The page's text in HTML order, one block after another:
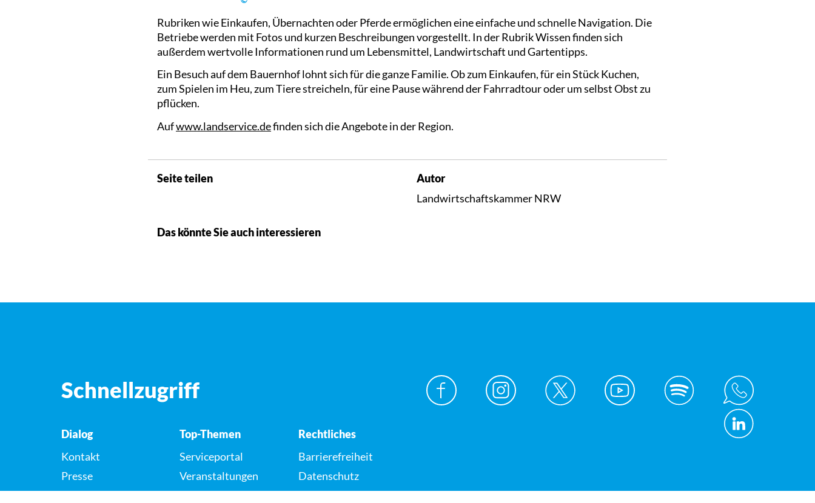
Rubriken wie Einkaufen, Übernachten oder Pferde ermöglichen eine einfache und schnelle Navigation. Die
Betriebe werden mit Fotos und kurzen Beschreibungen vorgestellt. In der Rubrik Wissen finden sich
außerdem wertvolle Informationen rund um Lebensmittel, Landwirtschaft und Gartentipps.
Ein Besuch auf dem Bauernhof lohnt sich für die ganze Familie. Ob zum Einkaufen, für ein Stück Kuchen,
zum Spielen im Heu, zum Tiere streicheln, für eine Pause während der Fahrradtour oder um selbst Obst zu
pflücken.
Aufwww.landservice.definden sich die Angebote in der Region.
Seite teilen
Autor
Landwirtschaftskammer NRW
Das könnte Sie auch interessieren
Schnellzugriff
Dialog
Kontakt
Presse
Top-Themen
Serviceportal
Veranstaltungen
Karriere
Rechtliches
Barrierefreiheit
Datenschutz
Impressum